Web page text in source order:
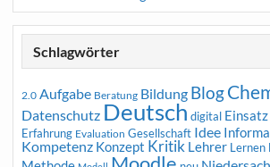
Schlagwörter
2.0 Aufgabe Beratung Bildung Blog
Datenschutz Deutsch digital Einsatz
Erfahrung Evaluation Gesellschaft Idee
Kompetenz Konzept Kritik Lehrer Lernen